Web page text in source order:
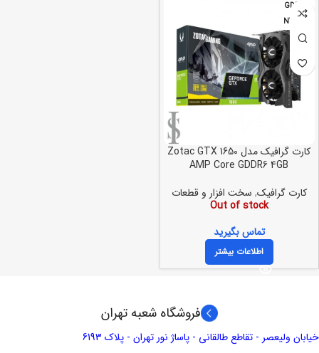
GDDR6
NVIDIA
کارت گرافیک مدل Zotac GTX 1650
AMP Core GDDR6 4GB
کارت گرافیک, سخت افزار و قطعات
Out of stock
تماس بگیرید
اطلاعات بیشتر
فروشگاه شعبه تهران
خیابان ولیعصر - تقاطع طالقانی - پاساژ نور تهران - پلاک 6193